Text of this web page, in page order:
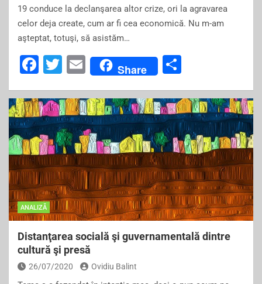
19 conduce la declanşarea altor crize, ori la agravarea
celor deja create, cum ar fi cea economică. Nu m-am
aşteptat, totuşi, să asistăm…
F
c
e
b
o
o
k
T
tt
er
E
m
ai
l
Share
ar
e
ANALIZĂ
Distanţarea socială şi guvernamentală dintre
cultură şi presă
26/07/2020 Ovidiu Balint